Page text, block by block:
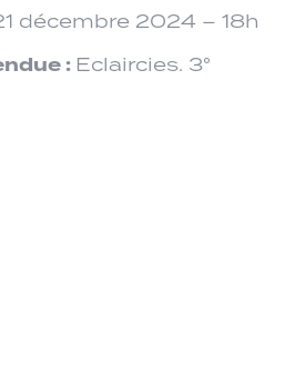
décembre 2024 – 18h
: Eclaircies. 3°